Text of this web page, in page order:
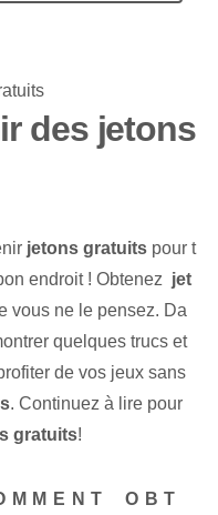
des jetons
jetons gratuits pour t
endroit ! Obtenez
jet
vous ne le pensez. Da
quelques trucs et
de vos jeux sans
. Continuez à lire pour
gratuits!
OBT